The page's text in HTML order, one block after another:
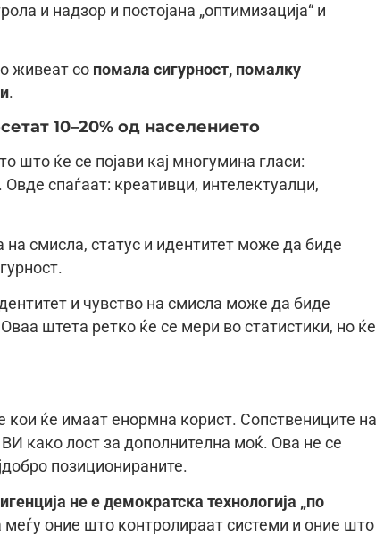
и надзор и постојана „оптимизација“ и
живеат со помала сигурност, помалку
.
10–20% од населението
што ќе се појави кај многумина гласи:
. Овде спаѓаат: креативци, интелектуалци,
смисла, статус и идентитет може да биде
и чувство на смисла може да биде
штета ретко ќе се мери во статистики, но ќе
кои ќе имаат енормна корист. Сопствениците на
како лост за дополнителна моќ. Ова не се
позиционираните.
не е демократска технологија „по
меѓу оние што контролираат системи и оние што